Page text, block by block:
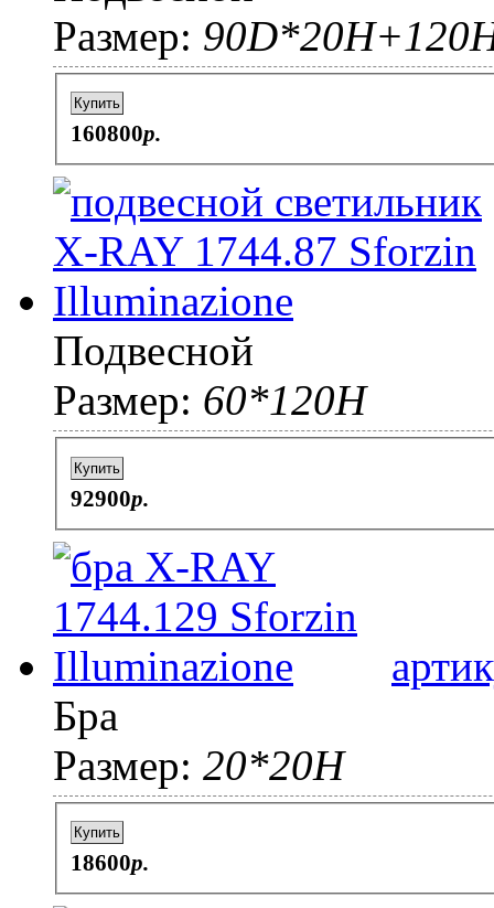
Размер:
Купить
160800p.
Подвесной
Размер: 60*120Н
Купить
92900p.
Бра
Размер: 20*20H
Купить
18600p.